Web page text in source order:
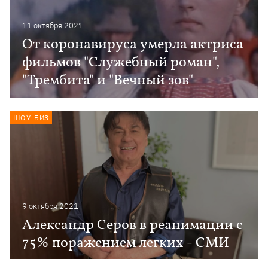
11 октября 2021
От коронавируса умерла актриса
фильмов "Служебный роман",
"Трембита" и "Вечный зов"
9 октября 2021
Александр Серов в реанимации с
75% поражением легких - СМИ
ШОУ-БИЗ